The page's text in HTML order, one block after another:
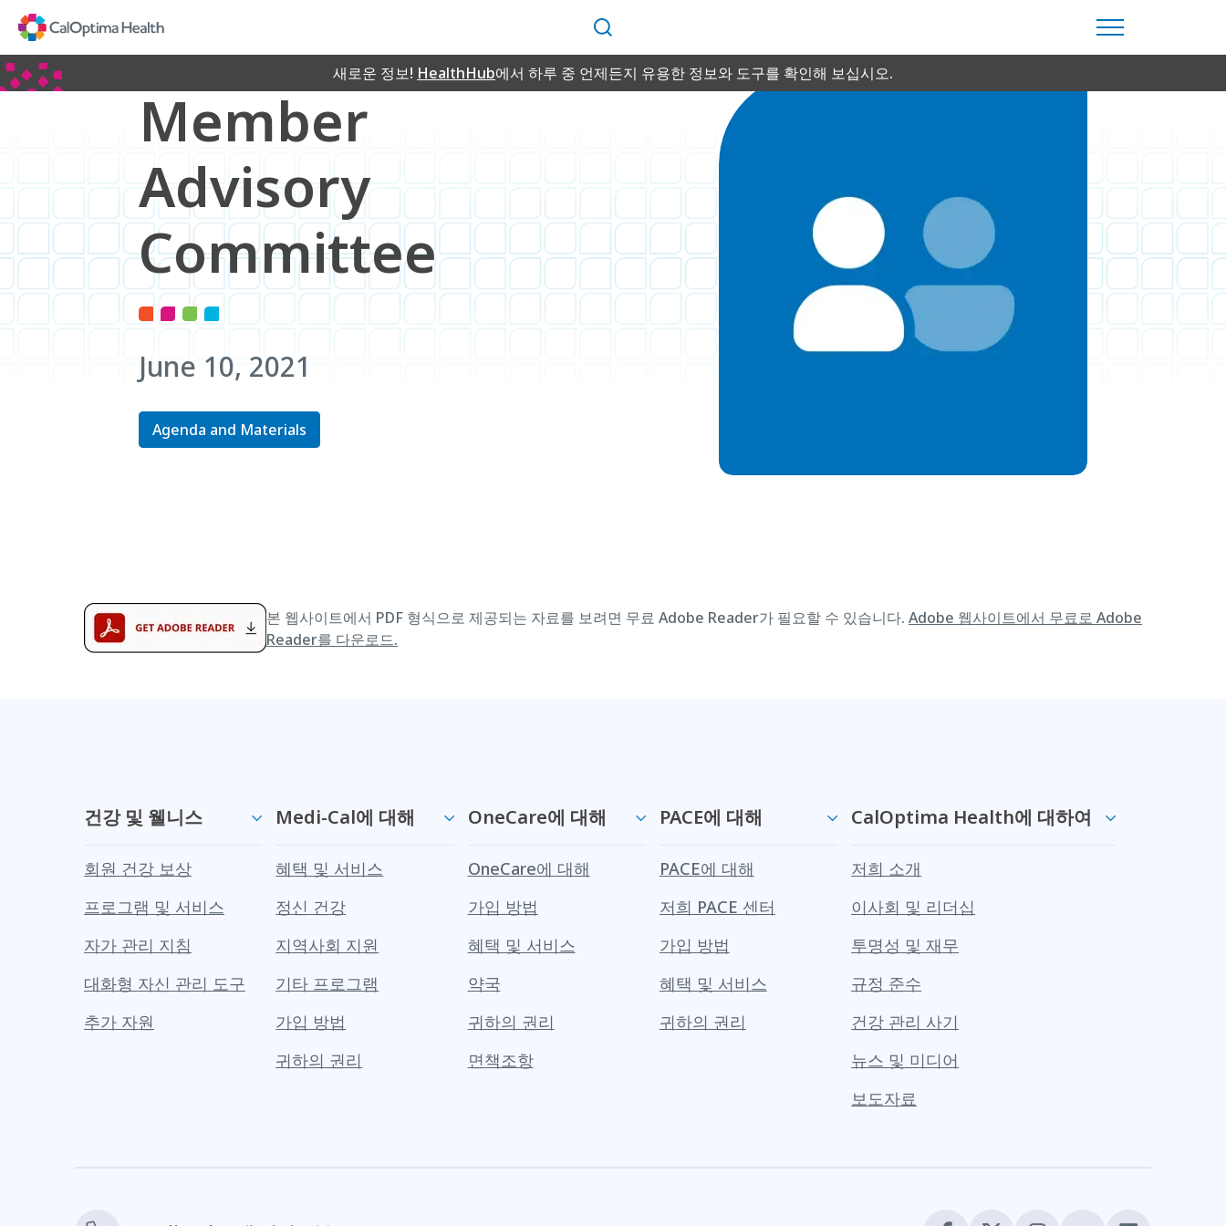
Content
검
색
새로운 정보! HealthHub에서 하루 중 언제든지 유용한 정보와 도구를 확인해 보십시오.
Member
Advisory
Committee
June 10, 2021
Agenda and Materials
본 웹사이트에서 PDF 형식으로 제공되는 자료를 보려면 무료 Adobe Reader가 필요할 수 있습니다. Adobe 웹사이트에서 무료로 Adobe
Reader를 다운로드.
건강 및 웰니스
회원 건강 보상
프로그램 및 서비스
자가 관리 지침
대화형 자신 관리 도구
추가 자원
Medi-Cal에 대해
혜택 및 서비스
정신 건강
지역사회 지원
기타 프로그램
가입 방법
귀하의 권리
OneCare에 대해
OneCare에 대해
가입 방법
혜택 및 서비스
약국
귀하의 권리
면책조항
PACE에 대해
PACE에 대해
저희 PACE 센터
가입 방법
혜택 및 서비스
귀하의 권리
CalOptima Health에 대하여
저희 소개
이사회 및 리더십
투명성 및 재무
규정 준수
건강 관리 사기
뉴스 및 미디어
보도자료